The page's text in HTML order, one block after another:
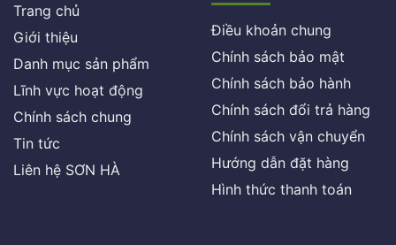
Trang chủ
Giới thiệu
Danh mục sản phẩm
Lĩnh vực hoạt động
Chính sách chung
Tin tức
Liên hệ SƠN HÀ
Điều khoản chung
Chính sách bảo mật
Chính sách bảo hành
Chính sách đổi trả hàng
Chính sách vận chuyển
Hướng dẫn đặt hàng
Hình thức thanh toán